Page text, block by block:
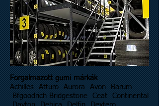
Forgalmazott gumi márkák
Achilles Atturo Aurora Avon Barum
Bfgoodrich Bridgestone Ceat Continental